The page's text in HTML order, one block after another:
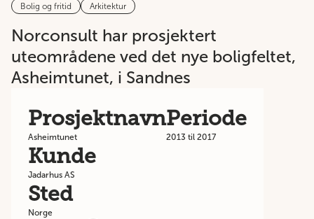
Bolig og fritid Arkitektur
Norconsult har prosjektert
uteområdene ved det nye boligfeltet,
Asheimtunet, i Sandnes
Prosjektnavn
Asheimtunet
Kunde
Jadarhus AS
Sted
Norge
Periode
2013 til 2017